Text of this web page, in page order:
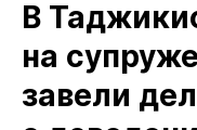
В
на
завели